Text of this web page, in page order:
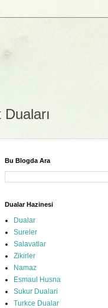
Bu Blogda Ara
Dualar Hazinesi
Dualar
Sureler
Salavatlar
Zikirler
Namaz
Esmaul Husna
Sukur Dualari
Turkce Dualar